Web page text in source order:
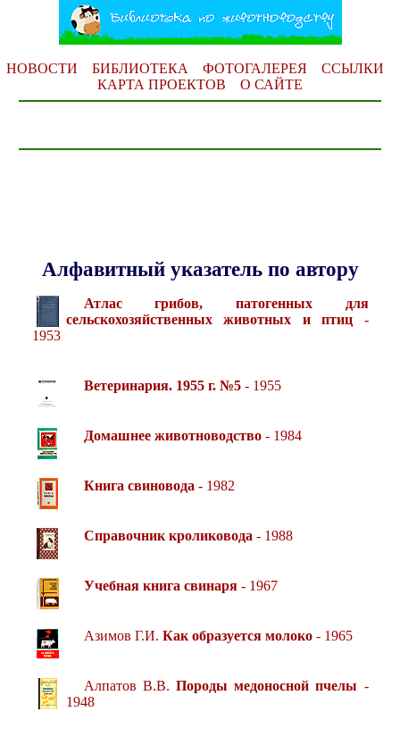
НОВОСТИ БИБЛИОТЕКА ФОТОГАЛЕРЕЯ
ССЫЛКИ
КАРТА ПРОЕКТОВ
О САЙТЕ
Алфавитный указатель по автору
Атлас грибов, патогенных для
сельскохозяйственных животных и птиц -
1953
Ветеринария. 1955 г. №5- 1955
Домашнее животноводство- 1984
Книга свиновода - 1982
Справочник кроликовода - 1988
Учебная книга свинаря- 1967
Азимов Г.И. Как образуется молоко- 1965
Алпатов В.В. Породы медоносной пчелы -
1948